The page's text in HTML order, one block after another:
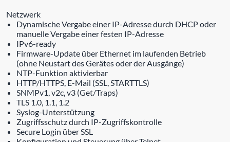
Netzwerk
Dynamische Vergabe einer IP-Adresse durch DHCP oder
manuelle Vergabe einer festen IP-Adresse
IPv6-ready
Firmware-Update über Ethernet im laufenden Betrieb
(ohne Neustart des Gerätes oder der Ausgänge)
NTP-Funktion aktivierbar
HTTP/HTTPS, E-Mail (SSL, STARTTLS)
SNMPv1, v2c, v3 (Get/Traps)
TLS 1.0, 1.1, 1.2
Syslog-Unterstützung
Zugriffsschutz durch IP-Zugriffskontrolle
Secure Login über SSL